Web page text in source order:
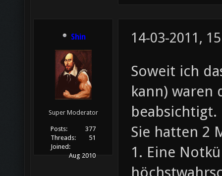
Shin
Super Moderator
Posts:
377
Threads:
51
Joined:
Aug 2010
14-03-2011,
Soweit ich
kann) waren
beabsichtigt.
Sie hatten 2
1. Eine